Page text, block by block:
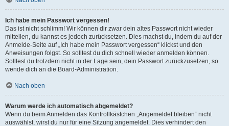
Ich habe mein Passwort vergessen!
Das ist nicht schlimm! Wir können dir zwar dein altes Passwort nicht wieder
mitteilen, du kannst es jedoch zurücksetzen. Dies machst du, indem du auf der
Anmelde-Seite auf „Ich habe mein Passwort vergessen“ klickst und den
Anweisungen folgst. So solltest du dich schnell wieder anmelden können.
Solltest du trotzdem nicht in der Lage sein, dein Passwort zurückzusetzen, so
wende dich an die Board-Administration.
Nach oben
Warum werde ich automatisch abgemeldet?
Wenn du beim Anmelden das Kontrollkästchen „Angemeldet bleiben“ nicht
auswählst, wirst du nur für eine Sitzung angemeldet. Dies verhindert den